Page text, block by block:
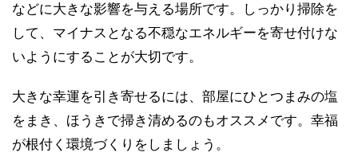
などに大きな影響を与える場所です。しっかり掃除を
して、マイナスとなる不穏なエネルギーを寄せ付けな
いようにすることが大切です。
大きな幸運を引き寄せるには、部屋にひとつまみの塩
をまき、ほうきで掃き清めるのもオススメです。幸福
が根付く環境づくりをしましょう。